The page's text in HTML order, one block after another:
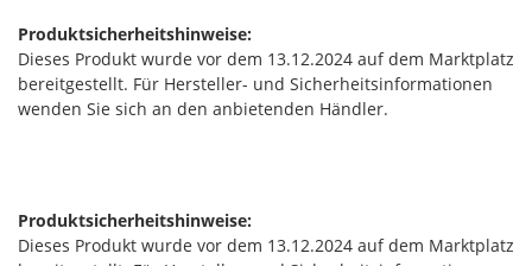
Produktsicherheitshinweise:
Dieses Produkt wurde vor dem 13.12.2024 auf dem Marktplatz
bereitgestellt. Für Hersteller- und Sicherheitsinformationen
wenden Sie sich an den anbietenden Händler.
Produktsicherheitshinweise:
Dieses Produkt wurde vor dem 13.12.2024 auf dem Marktplatz